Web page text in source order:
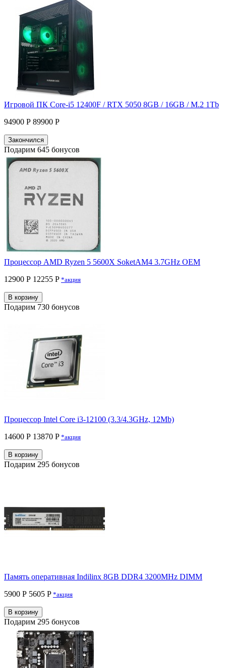
Игровой ПК Core-i5 12400F / RTX 5050 8GB / 16GB / M.2 1Tb
94900 Р 89900 Р
Закончился
Подарим 645 бонусов
Процессор AMD Ryzen 5 5600X SoketAM4 3.7GHz OEM
12900 Р 12255 P *акция
В корзину
Подарим 730 бонусов
Процессор Intel Core i3-12100 (3.3/4.3GHz, 12Mb)
14600 Р 13870 P *акция
В корзину
Подарим 295 бонусов
Память оперативная Indilinx 8GB DDR4 3200MHz DIMM
5900 Р 5605 P *акция
В корзину
Подарим 295 бонусов